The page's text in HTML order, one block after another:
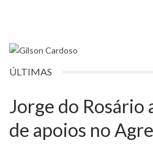
ÚLTIMAS
Jorge do Rosário
de apoios no